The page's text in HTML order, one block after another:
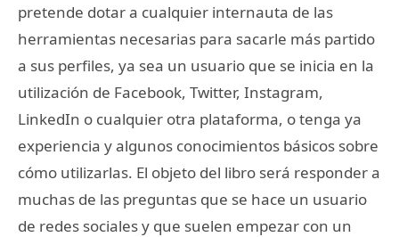
pretende dotar a cualquier internauta de las
herramientas necesarias para sacarle más partido
a sus perfiles, ya sea un usuario que se inicia en la
utilización de Facebook, Twitter, Instagram,
LinkedIn o cualquier otra plataforma, o tenga ya
experiencia y algunos conocimientos básicos sobre
cómo utilizarlas. El objeto del libro será responder a
muchas de las preguntas que se hace un usuario
de redes sociales y que suelen empezar con un